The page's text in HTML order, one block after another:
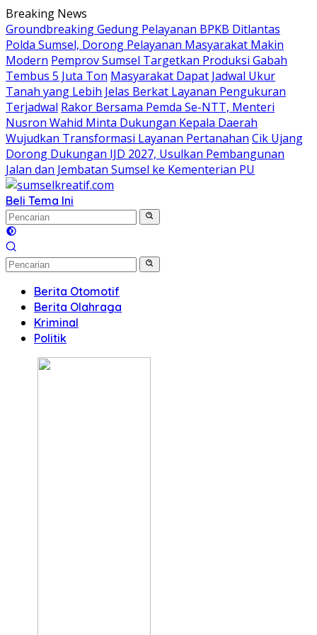
Langsung
ke
konten
Breaking News
Groundbreaking Gedung Pelayanan BPKB Ditlantas
Polda Sumsel, Dorong Pelayanan Masyarakat Makin
Modern Pemprov Sumsel Targetkan Produksi Gabah
Tembus 5 Juta Ton Masyarakat Dapat Jadwal Ukur
Tanah yang Lebih Jelas Berkat Layanan Pengukuran
Terjadwal Rakor Bersama Pemda Se-NTT, Menteri
Nusron Wahid Minta Dukungan Kepala Daerah
Wujudkan Transformasi Layanan Pertanahan Cik Ujang
Dorong Dukungan IJD 2027, Usulkan Pembangunan
Jalan dan Jembatan Sumsel ke Kementerian PU
Beli Tema Ini
Berita Otomotif
Berita Olahraga
Kriminal
Politik